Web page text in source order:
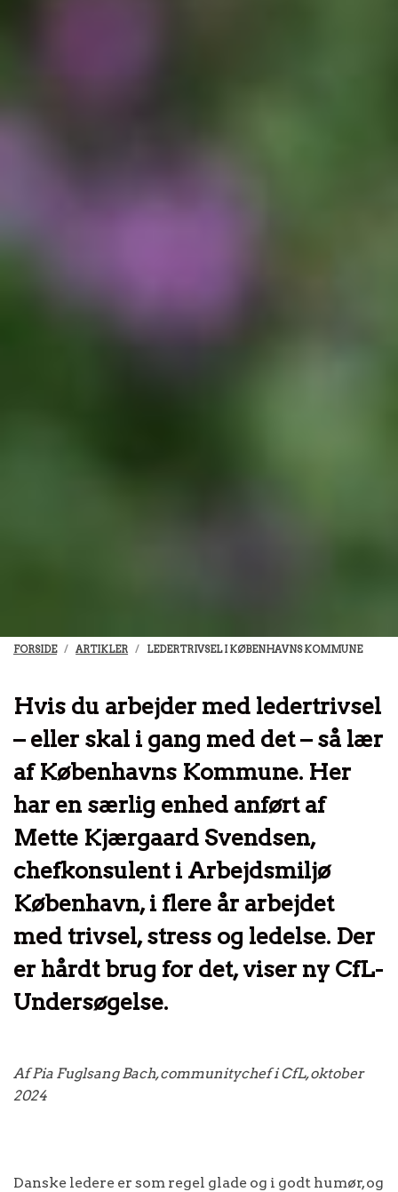
FORSIDE ARTIKLER LEDERTRIVSEL I KØBENHAVNS KOMMUNE
Hvis du arbejder med ledertrivsel
– eller skal i gang med det – så lær
af Københavns Kommune. Her
har en særlig enhed anført af
Mette Kjærgaard Svendsen,
chefkonsulent i Arbejdsmiljø
København, i flere år arbejdet
med trivsel, stress og ledelse. Der
er hårdt brug for det, viser ny CfL-
Undersøgelse.
Af Pia Fuglsang Bach, communitychef i CfL, oktober
2024
Danske ledere er som regel glade og i godt humør, og